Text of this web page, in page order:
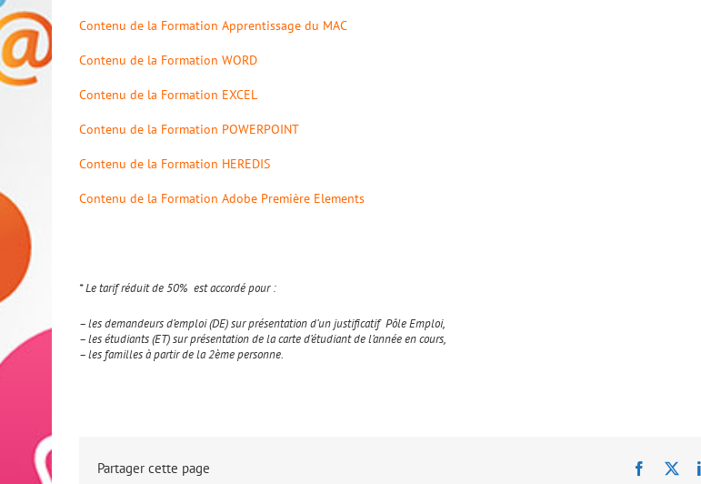
Contenu de la Formation Apprentissage du MAC
Contenu de la Formation WORD
Contenu de la Formation EXCEL
Contenu de la Formation POWERPOINT
Contenu de la Formation HEREDIS
Contenu de la Formation Adobe Première Elements
* Le tarif réduit de 50% est accordé pour :
– les demandeurs d’emploi (DE) sur présentation d’un justificatif Pôle Emploi,
– les étudiants (ET) sur présentation de la carte d’étudiant de l’année en cours,
– les familles à partir de la 2ème personne.
Partager cette page